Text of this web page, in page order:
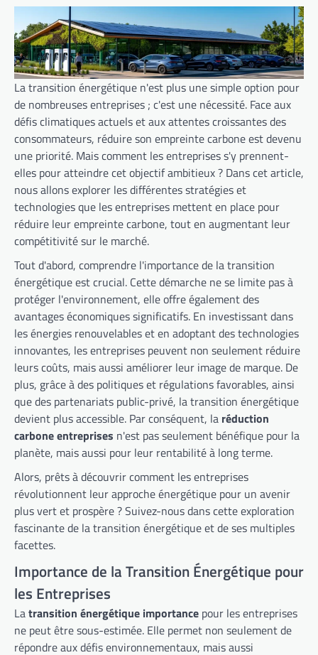
La transition énergétique n'est plus une simple option pour
de nombreuses entreprises ; c'est une nécessité. Face aux
défis climatiques actuels et aux attentes croissantes des
consommateurs, réduire son empreinte carbone est devenu
une priorité. Mais comment les entreprises s'y prennent-
elles pour atteindre cet objectif ambitieux ? Dans cet article,
nous allons explorer les différentes stratégies et
technologies que les entreprises mettent en place pour
réduire leur empreinte carbone, tout en augmentant leur
compétitivité sur le marché.
Tout d'abord, comprendre l'importance de la transition
énergétique est crucial. Cette démarche ne se limite pas à
protéger l'environnement, elle offre également des
avantages économiques significatifs. En investissant dans
les énergies renouvelables et en adoptant des technologies
innovantes, les entreprises peuvent non seulement réduire
leurs coûts, mais aussi améliorer leur image de marque. De
plus, grâce à des politiques et régulations favorables, ainsi
que des partenariats public-privé, la transition énergétique
devient plus accessible. Par conséquent, la réduction
carbone entreprises n'est pas seulement bénéfique pour la
planète, mais aussi pour leur rentabilité à long terme.
Alors, prêts à découvrir comment les entreprises
révolutionnent leur approche énergétique pour un avenir
plus vert et prospère ? Suivez-nous dans cette exploration
fascinante de la transition énergétique et de ses multiples
facettes.
Importance de la Transition Énergétique pour
les Entreprises
Latransition énergétique importance pour les entreprises
ne peut être sous-estimée. Elle permet non seulement de
répondre aux défis environnementaux, mais aussi